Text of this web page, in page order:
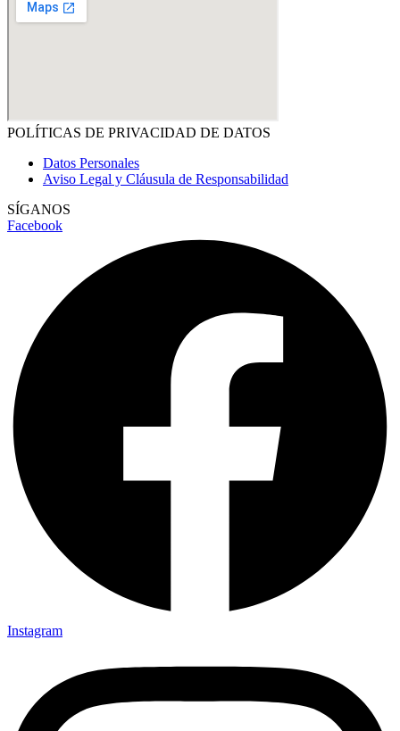
POLÍTICAS DE PRIVACIDAD DE DATOS
Datos Personales
Aviso Legal y Cláusula de Responsabilidad
SÍGANOS
Facebook
Instagram